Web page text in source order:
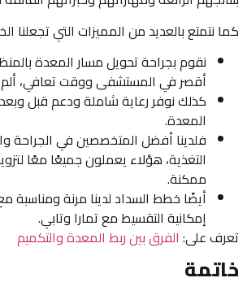
كما نتمتع بالعديد من المميزات التي تجعلنا
نقوم بجراحة تحويل مسار المعدة
أقصر في المستشفى ووقت تعافي،
كذلك نوفر رعاية شاملة ودعم قبل
المعدة.
فلدينا أفضل المتخصصين في الجراحة
التغذية، هؤلاء يعملون جميعًا معًا
ممكنة.
أيضًا خطط السداد لدينا مرنة ومناسبة
إمكانية التقسيط مع تمارا وتابي.
تعرف على: الفرق بين ربط المعدة والتكميم
خاتمة